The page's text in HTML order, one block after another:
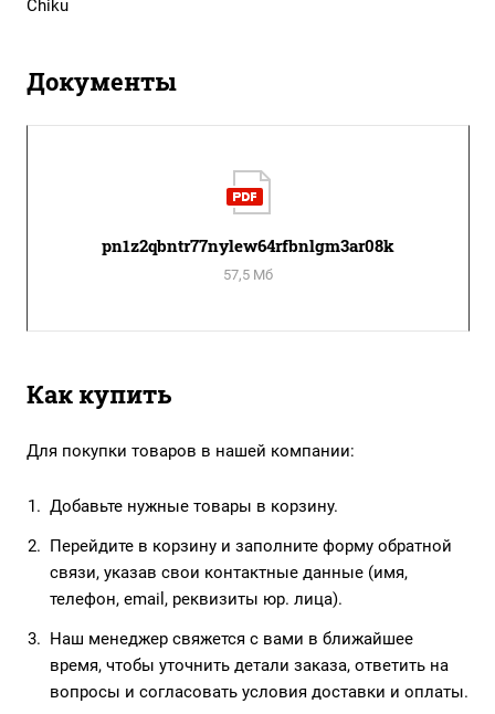
Chiku
Документы
pn1z2qbntr77nylew64rfbnlgm3ar08k
57,5 Мб
Как купить
Для покупки товаров в нашей компании:
Добавьте нужные товары в корзину.
Перейдите в корзину и заполните форму обратной
связи, указав свои контактные данные (имя,
телефон, email, реквизиты юр. лица).
Наш менеджер свяжется с вами в ближайшее
время, чтобы уточнить детали заказа, ответить на
вопросы и согласовать условия доставки и оплаты.